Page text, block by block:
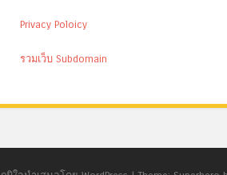
Privacy Poloicy
รวมเว็บ Subdomain